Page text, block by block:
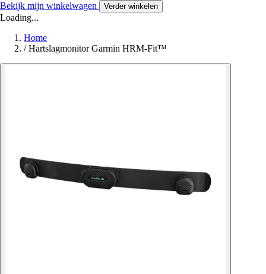
Bekijk mijn winkelwagen Verder winkelen
Loading...
Home
/ Hartslagmonitor Garmin HRM-Fit™